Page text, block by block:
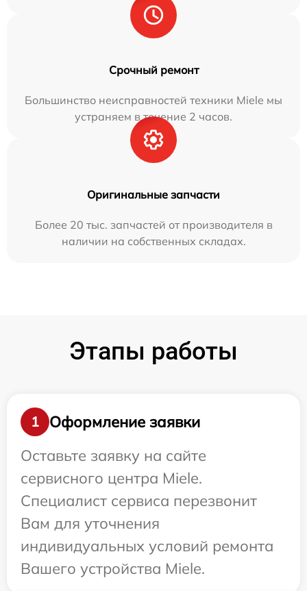
Срочный ремонт
Большинство неисправностей техники Miele мы
устраняем в течение 2 часов.
Оригинальные запчасти
Более 20 тыс. запчастей от производителя в
наличии на собственных складах.
Этапы работы
1
Оформление заявки
Оставьте заявку на сайте
сервисного центра Miele.
Специалист сервиса перезвонит
Вам для уточнения
индивидуальных условий ремонта
Вашего устройства Miele.